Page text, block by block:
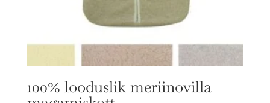
100% looduslik meriinovilla